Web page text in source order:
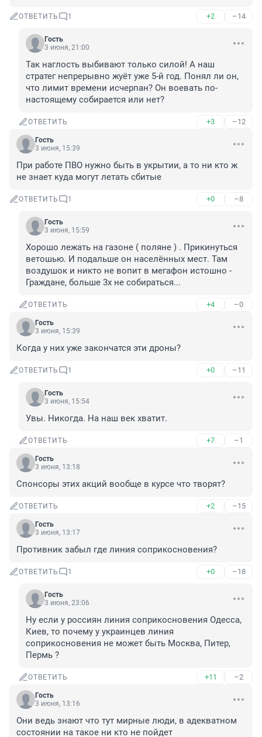
ОТВЕТИТЬ 1 +2 –14
Гость
3 июня, 21:00
Так наглость выбивают только силой! А наш
стратег непрерывно жуёт уже 5-й год. Понял ли он,
что лимит времени исчерпан? Он воевать по-
настоящему собирается или нет?
ОТВЕТИТЬ +3 –12
Гость
3 июня, 15:39
При работе ПВО нужно быть в укрытии, а то ни кто ж
не знает куда могут летать сбитые
ОТВЕТИТЬ 1 +0 –8
Гость
3 июня, 15:59
Хорошо лежать на газоне ( поляне ) . Прикинуться
ветошью. И подальше он населённых мест. Там
воздушок и никто не вопит в мегафон истошно -
Граждане, больше 3х не собираться...
ОТВЕТИТЬ +4 –0
Гость
3 июня, 15:39
Когда у них уже закончатся эти дроны?
ОТВЕТИТЬ 1 +0 –11
Гость
3 июня, 15:54
Увы. Никогда. На наш век хватит.
ОТВЕТИТЬ +7 –1
Гость
3 июня, 13:18
Спонсоры этих акций вообще в курсе что творят?
ОТВЕТИТЬ +2 –15
Гость
3 июня, 13:17
Противник забыл где линия соприкосновения?
ОТВЕТИТЬ 1 +0 –18
Гость
3 июня, 23:06
Ну если у россиян линия соприкосновения Одесса,
Киев, то почему у украинцев линия
соприкосновения не может быть Москва, Питер,
Пермь ?
ОТВЕТИТЬ +11 –2
Гость
3 июня, 13:16
Они ведь знают что тут мирные люди, в адекватном
состоянии на такое ни кто не пойдет